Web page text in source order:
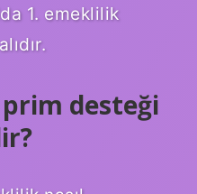
1. emeklilik
prim desteği